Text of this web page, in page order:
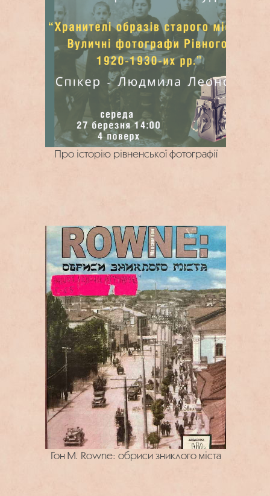
Про історію рівненської фотографії
Гон М. Rowne: обриси зниклого міста